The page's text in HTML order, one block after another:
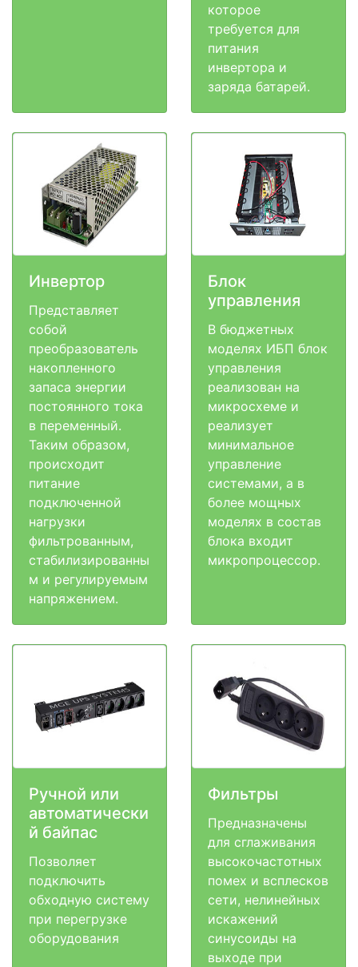
которое
требуется для
питания
инвертора и
заряда батарей.
Инвертор
Представляет
собой
преобразователь
накопленного
запаса энергии
постоянного тока
в переменный.
Таким образом,
происходит
питание
подключенной
нагрузки
фильтрованным,
стабилизированны
м и регулируемым
напряжением.
Блок
управления
В бюджетных
моделях ИБП блок
управления
реализован на
микросхеме и
реализует
минимальное
управление
системами, а в
более мощных
моделях в состав
блока входит
микропроцессор.
Ручной или
автоматически
й байпас
Позволяет
подключить
обходную систему
при перегрузке
оборудования
Фильтры
Предназначены
для сглаживания
высокочастотных
помех и всплесков
сети, нелинейных
искажений
синусоиды на
выходе при